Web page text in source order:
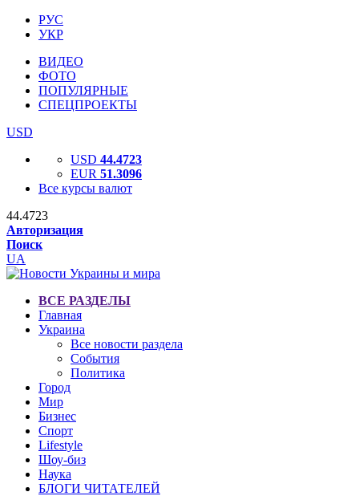
РУС
УКР
ВИДЕО
ФОТО
ПОПУЛЯРНЫЕ
СПЕЦПРОЕКТЫ
USD
USD 44.4723
EUR 51.3096
Все курсы валют
44.4723
Авторизация
Поиск
UA
ВСЕ РАЗДЕЛЫ
Главная
Украина
Все новости раздела
События
Политика
Город
Мир
Бизнес
Спорт
Lifestyle
Шоу-биз
Наука
БЛОГИ ЧИТАТЕЛЕЙ